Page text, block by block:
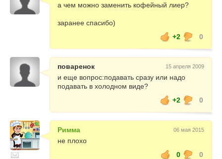
а чем можно заменить кофейный лиер?
заранее спасибо)
+2
0
поваренок 15 апреля 2009
и еще вопрос:подавать сразу или надо
подавать в холодном виде?
+2
0
Римма 06 мая 2015
не плохо
0
0